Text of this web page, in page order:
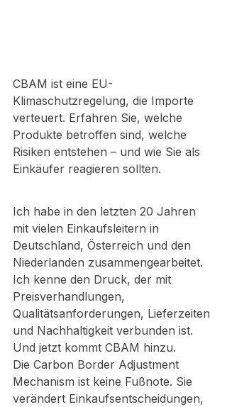
CBAM ist eine EU-
Klimaschutzregelung, die Importe
verteuert. Erfahren Sie, welche
Produkte betroffen sind, welche
Risiken entstehen – und wie Sie als
Einkäufer reagieren sollten.
Ich habe in den letzten 20 Jahren
mit vielen Einkaufsleitern in
Deutschland, Österreich und den
Niederlanden zusammengearbeitet.
Ich kenne den Druck, der mit
Preisverhandlungen,
Qualitätsanforderungen, Lieferzeiten
und Nachhaltigkeit verbunden ist.
Und jetzt kommt CBAM hinzu.
Die Carbon Border Adjustment
Mechanism ist keine Fußnote. Sie
verändert Einkaufsentscheidungen,